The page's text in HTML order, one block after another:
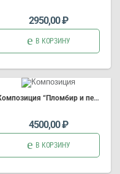
2950,00₽
В КОРЗИНУ
Композиция “Пломбир и персик” (Арт. 2960)
4500,00₽
В КОРЗИНУ